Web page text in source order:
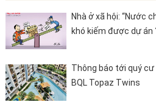
Nhà ở xã hội: “Nước
khó kiếm được dự án
Thông báo tới quý
BQL Topaz Twins